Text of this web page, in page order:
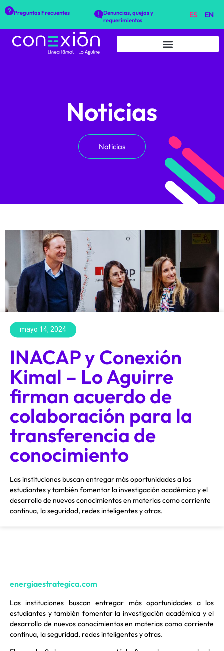
Preguntas Frecuentes
Denuncias, quejas y
requerimientos
ES EN
Noticias
Noticias
mayo 14, 2024
INACAP y Conexión
Kimal – Lo Aguirre
firman acuerdo de
colaboración para la
transferencia de
conocimiento
Las instituciones buscan entregar más oportunidades a los
estudiantes y también fomentar la investigación académica y el
desarrollo de nuevos conocimientos en materias como corriente
continua, la seguridad, redes inteligentes y otras.
energiaestrategica.com
Las instituciones buscan entregar más oportunidades a los
estudiantes y también fomentar la investigación académica y el
desarrollo de nuevos conocimientos en materias como corriente
continua, la seguridad, redes inteligentes y otras.